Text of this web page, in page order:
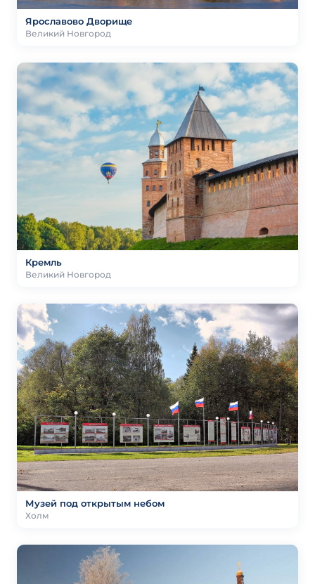
Ярославово Дворище
Великий Новгород
Кремль
Великий Новгород
Музей под открытым небом
Холм